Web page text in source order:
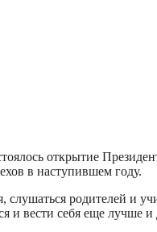
открытие
в наступившем году.
слушаться родителей и
и вести себя еще лучше